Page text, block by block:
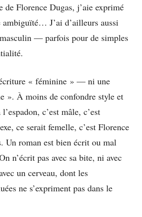
de Florence Dugas, j’aie exprimé
J’ai d’ailleurs aussi
— parfois pour de simples
« féminine » — ni une
». À moins de confondre style et
c’est mâle, c’est
ce serait femelle, c’est Florence
Un roman est bien écrit ou mal
n’écrit pas avec sa bite, ni avec
un cerveau, dont les
ne s’expriment pas dans le